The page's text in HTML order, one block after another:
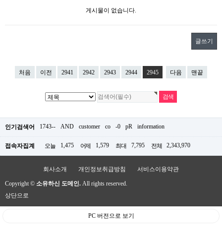
게시물이 없습니다.
글쓰기
처음 이전 2941 2942 2943 2944 2945 다음 맨끝
인기검색어 1743-- AND customer co -0 pR information
접속자집계 오늘 1,475 어제 1,579 최대 7,795 전체 2,343,970
회사소개 개인정보취급방침 서비스이용약관
Copyright © 소유하신 도메인. All rights reserved.
상단으로
PC 버전으로 보기